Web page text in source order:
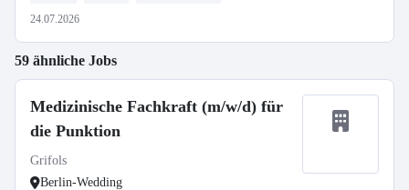
24.07.2026
59 ähnliche Jobs
Medizinische Fachkraft (m/w/d) für
die Punktion
Grifols
Berlin-Wedding